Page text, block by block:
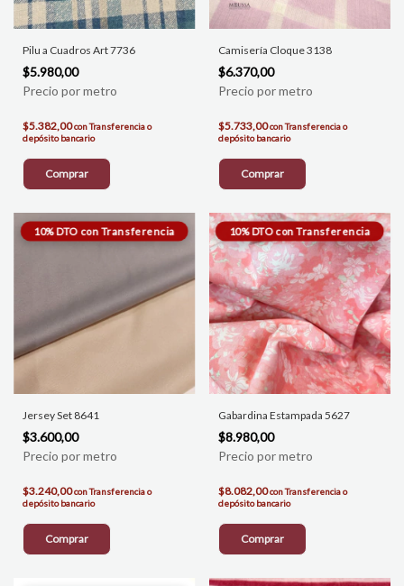
Pilu a Cuadros Art 7736
$5.980,00
$5.382,00conTransferencia o
depósito bancario
Comprar
Camisería Cloque 3138
$6.370,00
$5.733,00conTransferencia o
depósito bancario
Comprar
Jersey Set 8641
$3.600,00
$3.240,00conTransferencia o
depósito bancario
Comprar
Gabardina Estampada 5627
$8.980,00
$8.082,00conTransferencia o
depósito bancario
Comprar